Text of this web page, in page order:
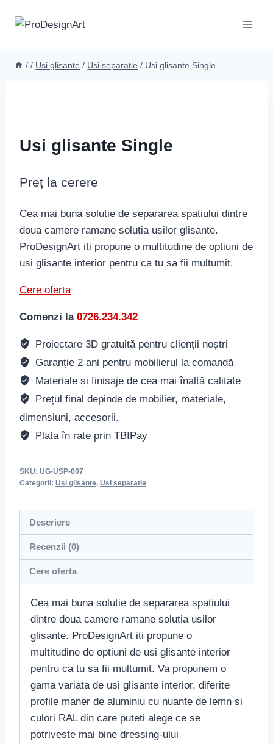
/ / Usi glisante / Usi separatie / Usi glisante Single
Usi glisante Single
Preț la cerere
Cea mai buna solutie de separarea spatiului dintre
doua camere ramane solutia usilor glisante.
ProDesignArt iti propune o multitudine de optiuni de
usi glisante interior pentru ca tu sa fii multumit.
Cere oferta
Comenzi la 0726.234.342
Proiectare 3D gratuită pentru clienții noștri
Garanție 2 ani pentru mobilierul la comandă
Materiale și finisaje de cea mai înaltă calitate
Prețul final depinde de mobilier, materiale,
dimensiuni, accesorii.
Plata în rate prin TBIPay
SKU: UG-USP-007
Categorii: Usi glisante, Usi separatie
Descriere
Recenzii (0)
Cere oferta
Cea mai buna solutie de separarea spatiului
dintre doua camere ramane solutia usilor
glisante. ProDesignArt iti propune o
multitudine de optiuni de usi glisante interior
pentru ca tu sa fii multumit. Va propunem o
gama variata de usi glisante interior, diferite
profile maner de aluminiu cu nuante de lemn si
culori RAL din care puteti alege ce se
potriveste mai bine dressing-ului